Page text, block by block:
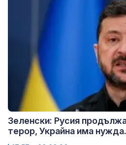
Зеленски: Русия
терор, Украйна има